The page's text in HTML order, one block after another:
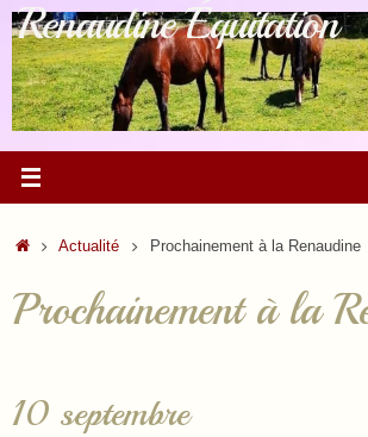
Passer
au
contenu
Renaudine Équitation
Accueil
Actualité Prochainement à la Renaudine
Prochainement à la
10 septembre